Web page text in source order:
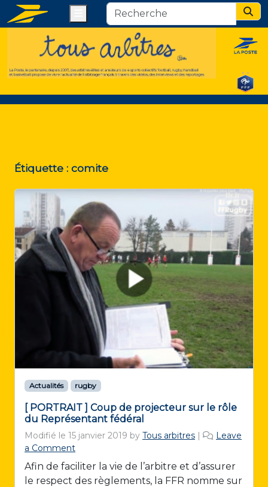
Étiquette : comite
Actualités rugby
[ PORTRAIT ] Coup de projecteur sur le rôle
du Représentant fédéral
Modifié le 15 janvier 2019 by Tous arbitres |
Leave
a Comment
Afin de faciliter la vie de l’arbitre et d’assurer
le respect des règlements, la FFR nomme sur